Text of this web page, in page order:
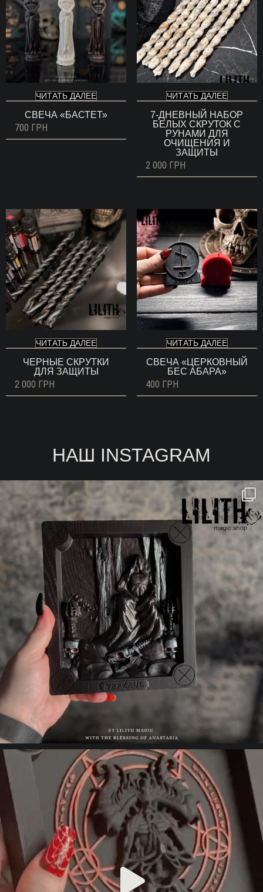
ЧИТАТЬ ДАЛЕЕ
СВЕЧА «БАСТЕТ»
700 ГРН
ЧИТАТЬ ДАЛЕЕ
7-ДНЕВНЫЙ НАБОР
БЕЛЫХ СКРУТОК С
РУНАМИ ДЛЯ
ОЧИЩЕНИЯ И
ЗАЩИТЫ
2 000 ГРН
ЧИТАТЬ ДАЛЕЕ
ЧЕРНЫЕ СКРУТКИ
ДЛЯ ЗАЩИТЫ
2 000 ГРН
ЧИТАТЬ ДАЛЕЕ
СВЕЧА «ЦЕРКОВНЫЙ
БЕС АБАРА»
400 ГРН
НАШ INSTAGRAM